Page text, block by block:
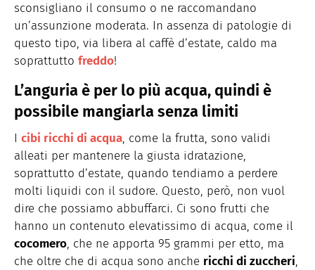
sconsigliano il consumo o ne raccomandano
un’assunzione moderata. In assenza di patologie di
questo tipo, via libera al caffè d’estate, caldo ma
soprattutto freddo!
L’anguria è per lo più acqua, quindi è
possibile mangiarla senza limiti
I cibi ricchi di acqua, come la frutta, sono validi
alleati per mantenere la giusta idratazione,
soprattutto d’estate, quando tendiamo a perdere
molti liquidi con il sudore. Questo, però, non vuol
dire che possiamo abbuffarci. Ci sono frutti che
hanno un contenuto elevatissimo di acqua, come il
cocomero, che ne apporta 95 grammi per etto, ma
che oltre che di acqua sono anche ricchi di zuccheri,